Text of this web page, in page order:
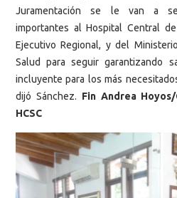
Juramentación se le van a
importantes al Hospital Central
Ejecutivo Regional, y del
Salud para seguir garantizando
incluyente para los más
dijó Sánchez. Fin Andrea
HCSC